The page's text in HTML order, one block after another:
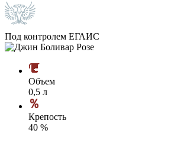
Под контролем ЕГАИС
Объем
0,5 л
Крепость
40 %